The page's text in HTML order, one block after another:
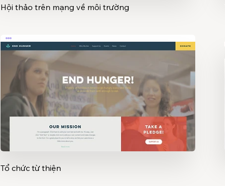
Hội thảo trên mạng về môi trường
Tổ chức từ thiện